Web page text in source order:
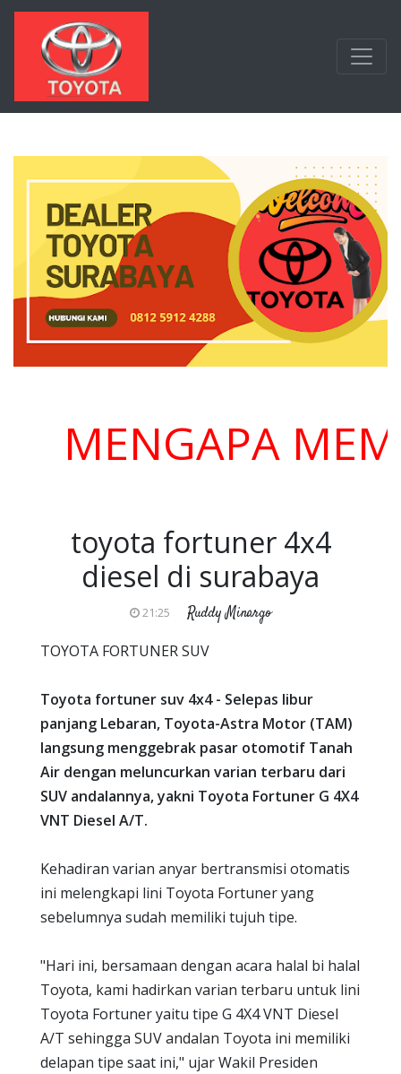
Langsung ke konten utama
MENGAPA
toyota fortuner 4x4
diesel di surabaya
21:25 Ruddy Minargo
TOYOTA FORTUNER SUV
Toyota fortuner suv 4x4 - Selepas libur
panjang Lebaran, Toyota-Astra Motor (TAM)
langsung menggebrak pasar otomotif Tanah
Air dengan meluncurkan varian terbaru dari
SUV andalannya, yakni Toyota Fortuner G 4X4
VNT Diesel A/T.
Kehadiran varian anyar bertransmisi otomatis
ini melengkapi lini Toyota Fortuner yang
sebelumnya sudah memiliki tujuh tipe.
"Hari ini, bersamaan dengan acara halal bi halal
Toyota, kami hadirkan varian terbaru untuk lini
Toyota Fortuner yaitu tipe G 4X4 VNT Diesel
A/T sehingga SUV andalan Toyota ini memiliki
delapan tipe saat ini," ujar Wakil Presiden